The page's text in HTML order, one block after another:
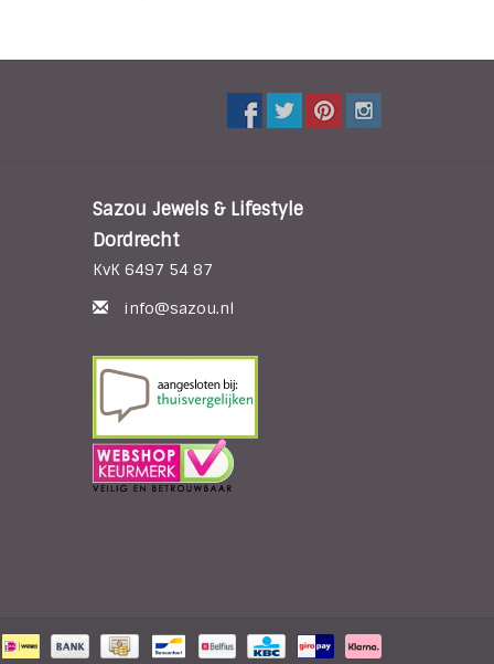
Sazou Jewels & Lifestyle
Dordrecht
KvK 6497 54 87
info@sazou.nl